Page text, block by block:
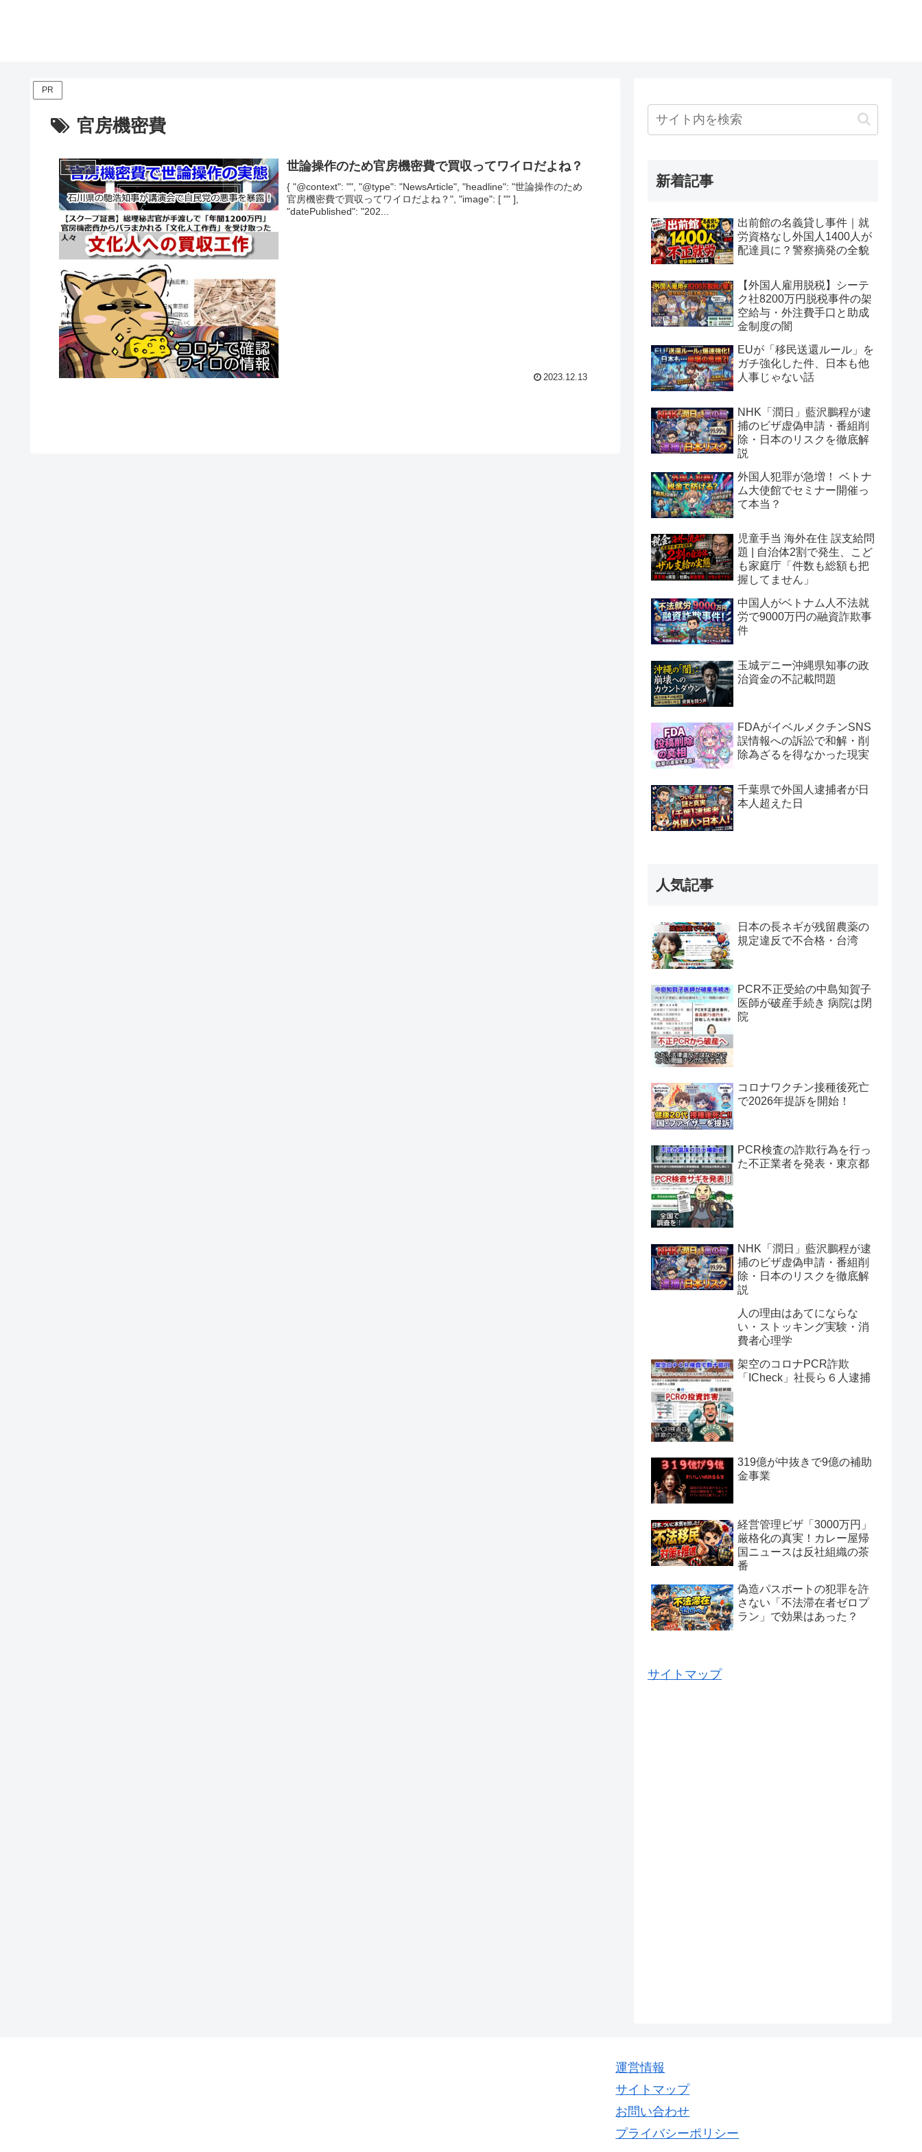
PR
官房機密費
ニュース 世論操作のため官房機密費で買収ってワイロだよね？
{ "@context": "", "@type": "NewsArticle", "headline": "世論操作のため
官房機密費で買収ってワイロだよね？", "image": [ "" ],
"datePublished": "202...
2023.12.13
新着記事
出前館の名義貸し事件｜就
労資格なし外国人1400人が
配達員に？警察摘発の全貌
【外国人雇用脱税】シーテ
ク社8200万円脱税事件の架
空給与・外注費手口と助成
金制度の闇
EUが「移民送還ルール」を
ガチ強化した件、日本も他
人事じゃない話
NHK「潤日」藍沢鵬程が逮
捕のビザ虚偽申請・番組削
除・日本のリスクを徹底解
説
外国人犯罪が急増！ ベトナ
ム大使館でセミナー開催っ
て本当？
児童手当 海外在住 誤支給問
題 | 自治体2割で発生、こど
も家庭庁「件数も総額も把
握してません」
中国人がベトナム人不法就
労で9000万円の融資詐欺事
件
玉城デニー沖縄県知事の政
治資金の不記載問題
FDAがイベルメクチンSNS
誤情報への訴訟で和解・削
除為ざるを得なかった現実
千葉県で外国人逮捕者が日
本人超えた日
人気記事
日本の長ネギが残留農薬の
規定違反で不合格・台湾
PCR不正受給の中島知賀子
医師が破産手続き 病院は閉
院
コロナワクチン接種後死亡
で2026年提訴を開始！
PCR検査の詐欺行為を行っ
た不正業者を発表・東京都
NHK「潤日」藍沢鵬程が逮
捕のビザ虚偽申請・番組削
除・日本のリスクを徹底解
説
人の理由はあてにならな
い・ストッキング実験・消
費者心理学
架空のコロナPCR詐欺
「ICheck」社長ら６人逮捕
319億が中抜きで9億の補助
金事業
経営管理ビザ「3000万円」
厳格化の真実！カレー屋帰
国ニュースは反社組織の茶
番
偽造パスポートの犯罪を許
さない「不法滞在者ゼロプ
ラン」で効果はあった？
サイトマップ
運営情報
サイトマップ
お問い合わせ
プライバシーポリシー